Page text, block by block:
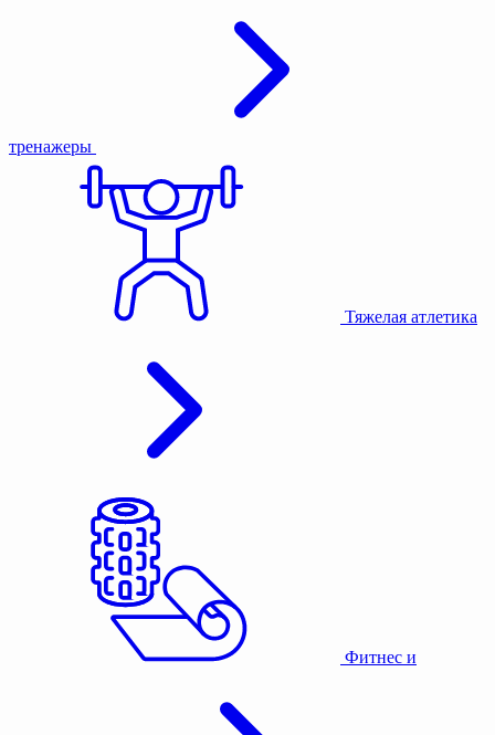
тренажеры
Тяжелая атлетика
Фитнес и